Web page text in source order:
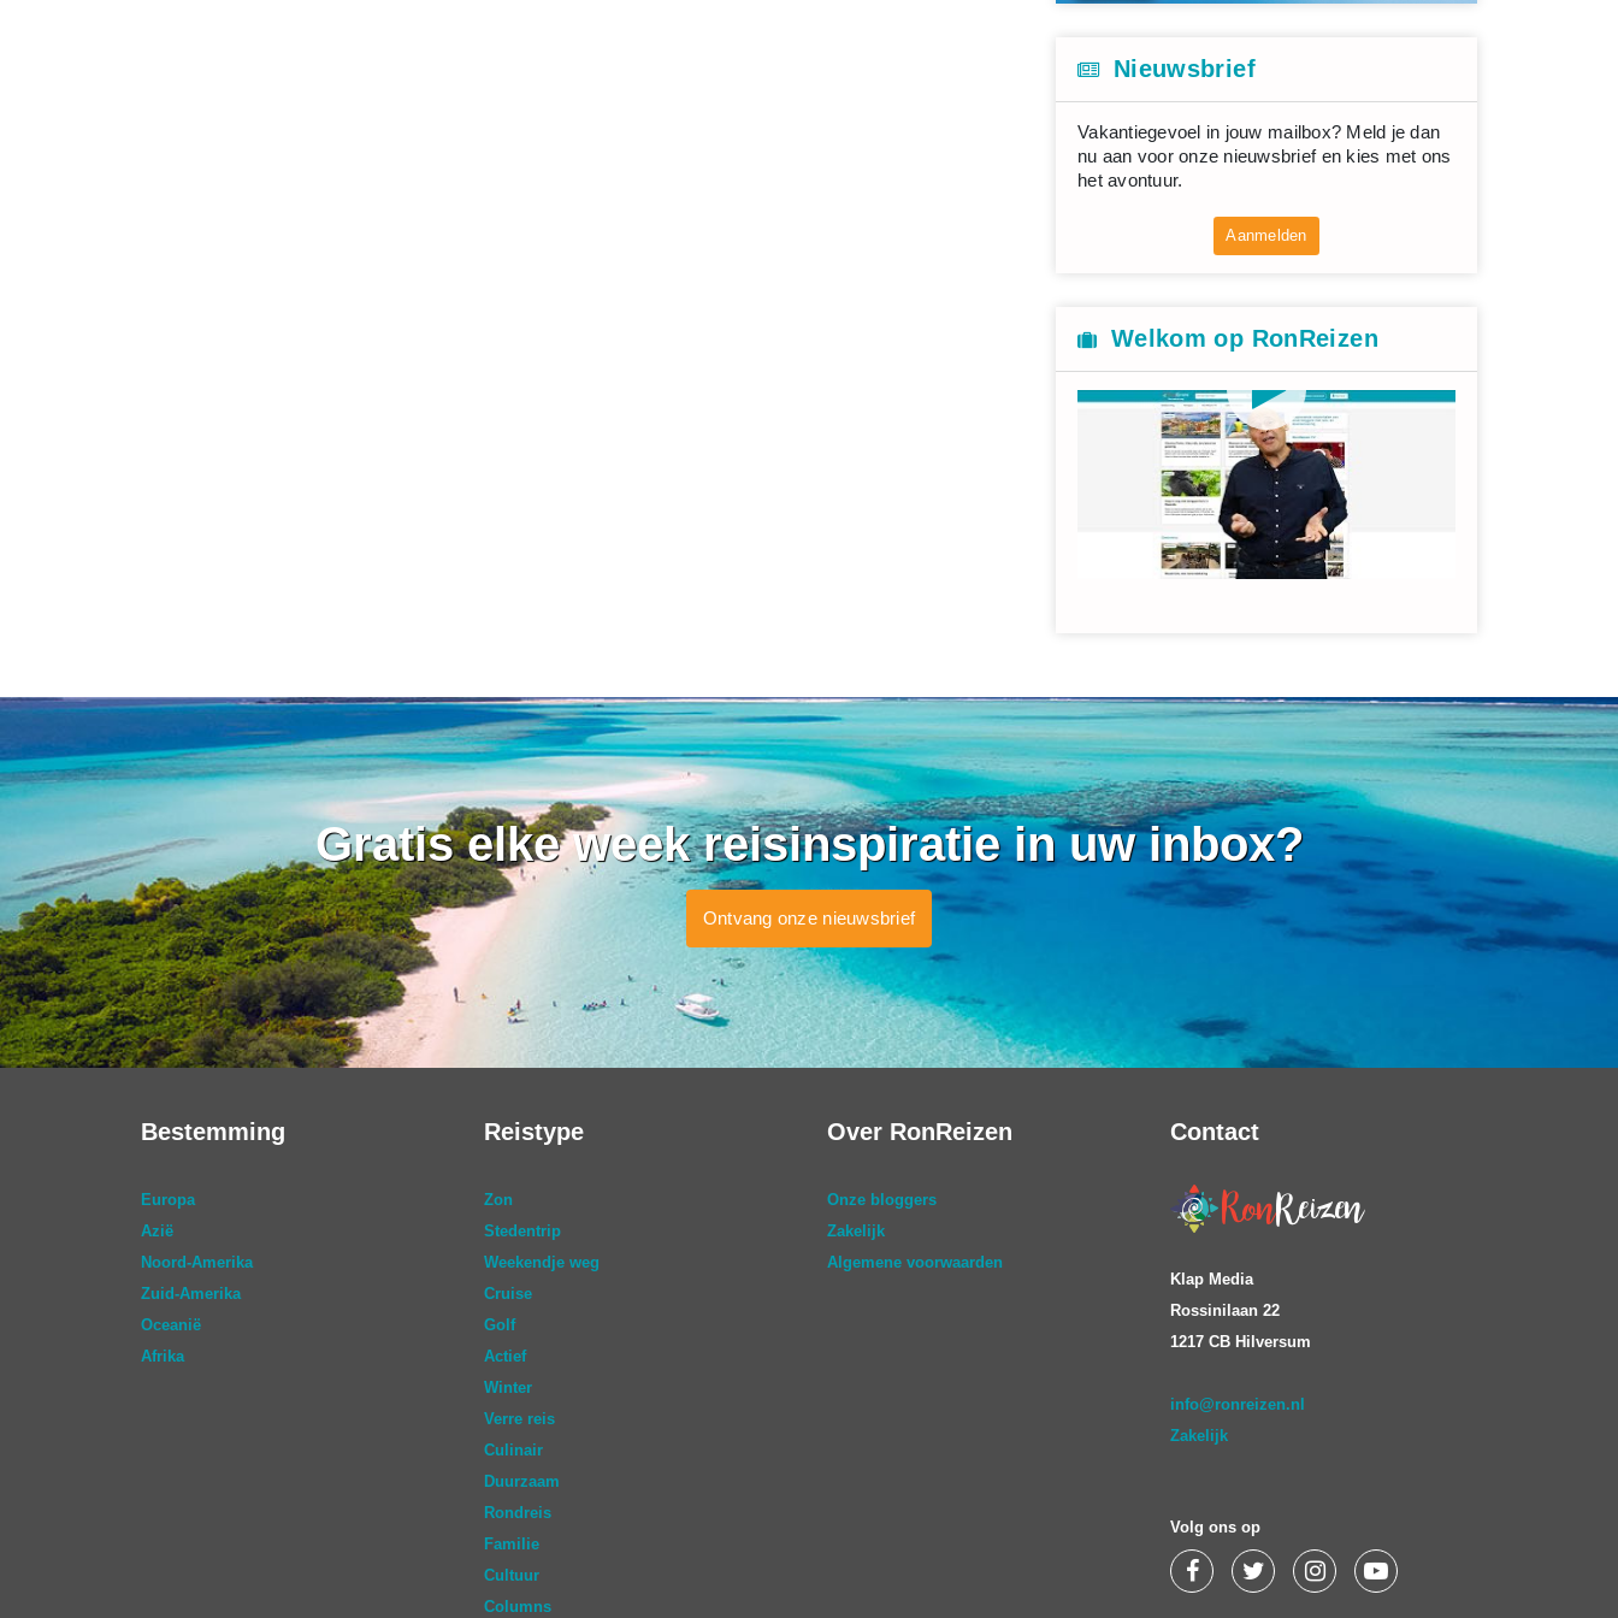
Nieuwsbrief
Vakantiegevoel in jouw mailbox? Meld je dan
nu aan voor onze nieuwsbrief en kies met ons
het avontuur.
Aanmelden
Welkom op RonReizen
Gratis elke week reisinspiratie in uw inbox?
Ontvang onze nieuwsbrief
Bestemming
Europa
Azië
Noord-Amerika
Zuid-Amerika
Oceanië
Afrika
Reistype
Zon
Stedentrip
Weekendje weg
Cruise
Golf
Actief
Winter
Verre reis
Culinair
Duurzaam
Rondreis
Familie
Cultuur
Columns
Over RonReizen
Onze bloggers
Zakelijk
Algemene voorwaarden
Contact
Klap Media
Rossinilaan 22
1217 CB Hilversum
info@ronreizen.nl
Zakelijk
Volg ons op